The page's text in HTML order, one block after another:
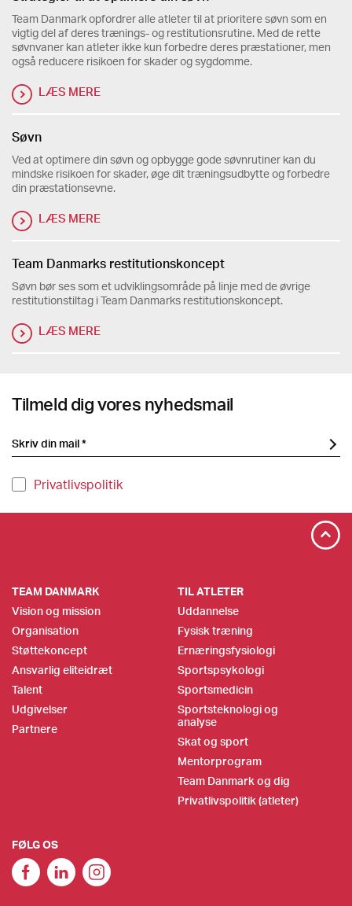
Team Danmark opfordrer alle atleter til at prioritere søvn som en
vigtig del af deres trænings- og restitutionsrutine. Med de rette
søvnvaner kan atleter ikke kun forbedre deres præstationer, men
også reducere risikoen for skader og sygdomme.
LÆS MERE
Søvn
Ved at optimere din søvn og opbygge gode søvnrutiner kan du
mindske risikoen for skader, øge dit træningsudbytte og forbedre
din præstationsevne.
LÆS MERE
Team Danmarks restitutionskoncept
Søvn bør ses som et udviklingsområde på linje med de øvrige
restitutionstiltag i Team Danmarks restitutionskoncept.
LÆS MERE
Tilmeld dig vores nyhedsmail
Privatlivspolitik
TEAM DANMARK
Vision og mission
Organisation
Støttekoncept
Ansvarlig eliteidræt
Talent
Udgivelser
Partnere
TIL ATLETER
Uddannelse
Fysisk træning
Ernæringsfysiologi
Sportspsykologi
Sportsmedicin
Sportsteknologi og
analyse
Skat og sport
Mentorprogram
Team Danmark og dig
Privatlivspolitik (atleter)
FØLG OS